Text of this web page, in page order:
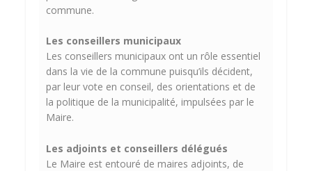
commune.
Les conseillers municipaux
Les conseillers municipaux ont un rôle essentiel
dans la vie de la commune puisqu’ils décident,
par leur vote en conseil, des orientations et de
la politique de la municipalité, impulsées par le
Maire.
Les adjoints et conseillers délégués
Le Maire est entouré de maires adjoints, de